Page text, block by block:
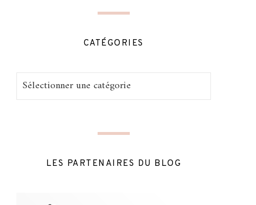
CATÉGORIES
Catégories
LES PARTENAIRES DU BLOG